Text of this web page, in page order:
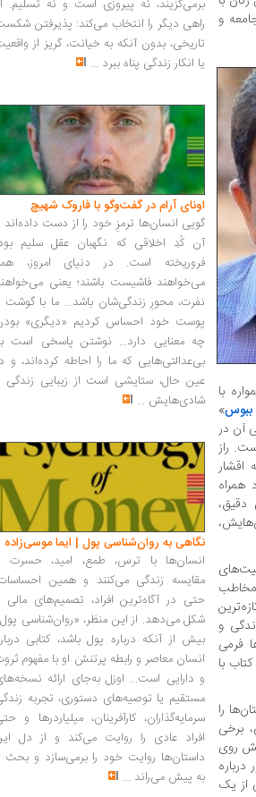
و
با
ببوس»
آن در
راز
درباره زندگی و
فرمی
با
را
برخی
روی
از یک
برمی‌گزیند، نه پیروزی است و نه تسلیم.
راهی دیگر را انتخاب می‌کند: پذیرفتن
تاریخی، بدون آنکه به خیانت، گریز از
یا انکار زندگی پناه ببرد ...
اونای آرام در گفت‌وگو با فاروک شهیچ‭
گویی انسان‌ها ترمزِ خود را از دست داده‌اند
آن کُدِ اخلاقی که نگهبان عقل سلیم
فروریخته است. در دنیای امروز،
می‌خواهند فاشیست باشند؛ یعنی
نفرت، محورِ زندگی‌شان باشد... ما با گوشت
پوست خود احساس کردیم «دیگری»
چه معنایی دارد... نوشتن پاسخی است
بی‌عدالتی‌هایی که ما را احاطه کرده‌اند، و
عین حال، ستایشی است از زیبایی زندگی
شادی‌هایش ...
نگاهی به روان‌شناسی پول | ایما موسی‌زاده
انسان‌ها با ترس، طمع، امید، حسرت
مقایسه زندگی می‌کنند و همین
حتی در آگاه‌ترین افراد، تصمیم‌های مالی
شکل می‌دهد. از این منظر، «روان‌شناسی
بیش از آنکه درباره پول باشد، کتابی
انسان معاصر و رابطه پرتنش او با مفهوم
و دارایی است... اوزل به‌جای ارائه
مستقیم یا توصیه‌های دستوری، تجربه
سرمایه‌گذاران، کارآفرینان، میلیاردرها و
افراد عادی را روایت می‌کند و از دل
داستان‌ها روایت خود را برمی‌سازد و بحث
به پیش می‌راند ...